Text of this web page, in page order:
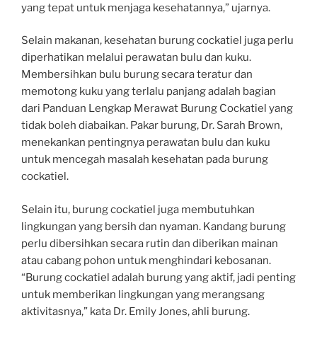
yang tepat untuk menjaga kesehatannya,” ujarnya.
Selain makanan, kesehatan burung cockatiel juga perlu
diperhatikan melalui perawatan bulu dan kuku.
Membersihkan bulu burung secara teratur dan
memotong kuku yang terlalu panjang adalah bagian
dari Panduan Lengkap Merawat Burung Cockatiel yang
tidak boleh diabaikan. Pakar burung, Dr. Sarah Brown,
menekankan pentingnya perawatan bulu dan kuku
untuk mencegah masalah kesehatan pada burung
cockatiel.
Selain itu, burung cockatiel juga membutuhkan
lingkungan yang bersih dan nyaman. Kandang burung
perlu dibersihkan secara rutin dan diberikan mainan
atau cabang pohon untuk menghindari kebosanan.
“Burung cockatiel adalah burung yang aktif, jadi penting
untuk memberikan lingkungan yang merangsang
aktivitasnya,” kata Dr. Emily Jones, ahli burung.